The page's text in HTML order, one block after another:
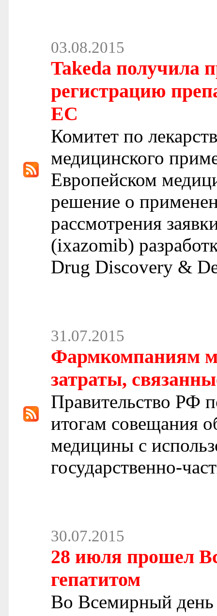
03.08.2015
Takeda получила
регистрацию
ЕС
Комитет по
медицинского
Европейском
решение о
рассмотрения
(ixazomib)
Drug Discovery &
31.07.2015
Фармкомпаниям
затраты,
Правительство РФ
итогам совещания
медицины с
государственно-
30.07.2015
28 июля прошел
гепатитом
Во Всемирный день